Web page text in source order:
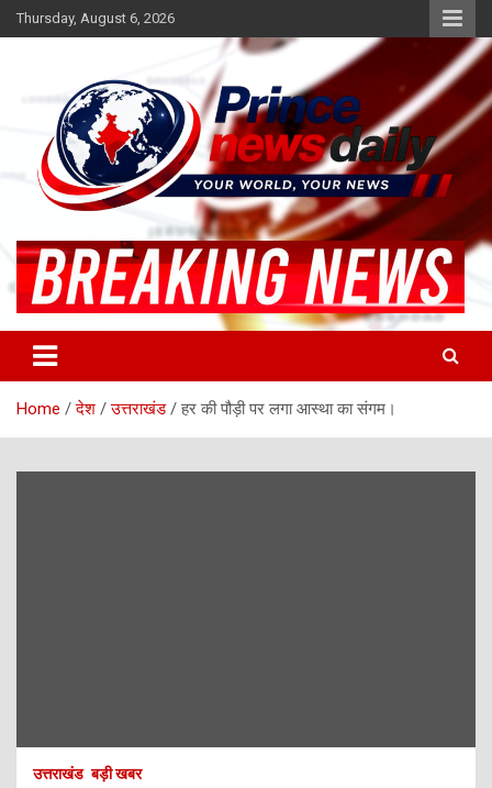
Skip
to
Thursday, August 6, 2026
Princenews Daily
Home देश उत्तराखंड हर की पौड़ी पर लगा आस्था का संगम।
उत्तराखंड बड़ी खबर